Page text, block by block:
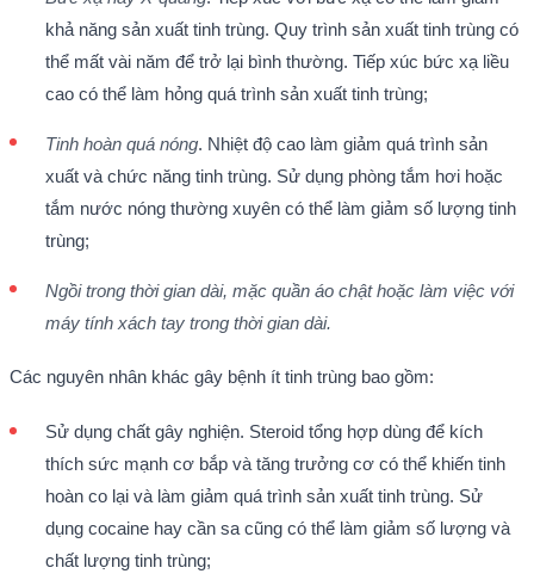
khả năng sản xuất tinh trùng. Quy trình sản xuất tinh trùng có
thể mất vài năm để trở lại bình thường. Tiếp xúc bức xạ liều
cao có thể làm hỏng quá trình sản xuất tinh trùng;
Tinh hoàn quá nóng. Nhiệt độ cao làm giảm quá trình sản
xuất và chức năng tinh trùng. Sử dụng phòng tắm hơi hoặc
tắm nước nóng thường xuyên có thể làm giảm số lượng tinh
trùng;
Ngồi trong thời gian dài, mặc quần áo chật hoặc làm việc với
máy tính xách tay trong thời gian dài.
Các nguyên nhân khác gây bệnh ít tinh trùng bao gồm:
Sử dụng chất gây nghiện. Steroid tổng hợp dùng để kích
thích sức mạnh cơ bắp và tăng trưởng cơ có thể khiến tinh
hoàn co lại và làm giảm quá trình sản xuất tinh trùng. Sử
dụng cocaine hay cần sa cũng có thể làm giảm số lượng và
chất lượng tinh trùng;